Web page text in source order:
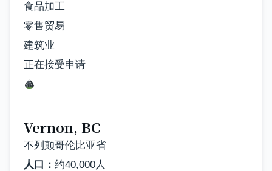
食品加工
零售贸易
建筑业
正在接受申请
Vernon, BC
不列颠哥伦比亚省
人口： 约40,000人